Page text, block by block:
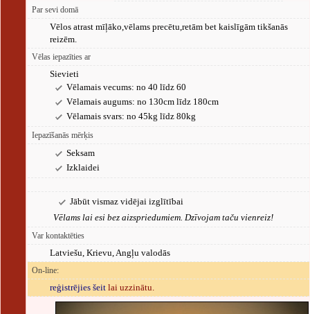
Par sevi domā
Vēlos atrast mīļāko,vēlams precētu,retām bet kaislīgām tikšanās
reizēm.
Vēlas iepazīties ar
Sievieti
Vēlamais vecums: no 40 līdz 60
Vēlamais augums: no 130cm līdz 180cm
Vēlamais svars: no 45kg līdz 80kg
Iepazīšanās mērķis
Seksam
Izklaidei
Jābūt vismaz vidējai izglītībai
Vēlams lai esi bez aizspriedumiem. Dzīvojam taču vienreiz!
Var kontaktēties
Latviešu, Krievu, Angļu valodās
On-line:
reģistrējies šeit lai uzzinātu.